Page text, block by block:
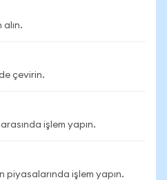
çevirin.
işlem yapın.
piyasalarında işlem yapın.